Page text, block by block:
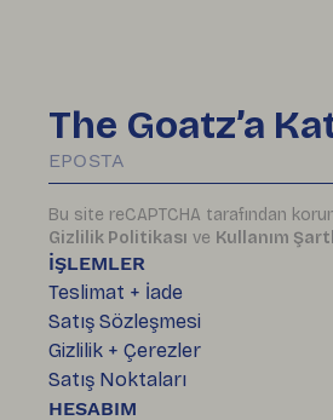
İŞLEMLER
Teslimat + İade
Satış Sözleşmesi
Gizlilik + Çerezler
Satış Noktaları
HESABIM
The Goatz’a
Bu site reCAPTCHA tarafından
Gizlilik Politikası ve Kullanım